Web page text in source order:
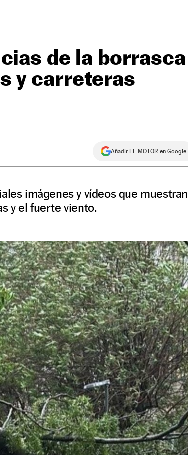
de la borrasca
y carreteras
Añadir EL MOTOR en Google
imágenes y vídeos que muestran
y el fuerte viento.